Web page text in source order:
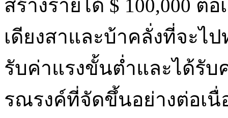
สร้างรายได้ $ 100,000
เดียงสาและบ้าคลั่งที่จะไ
รับค่าแรงขั้นต่ำและได้รั
รณรงค์ที่จัดขึ้นอย่างต่อเนื่